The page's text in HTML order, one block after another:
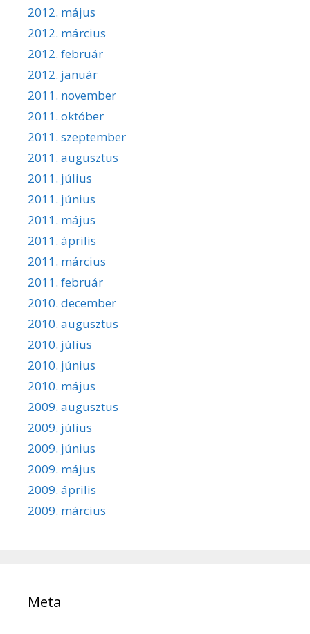
2012. május
2012. március
2012. február
2012. január
2011. november
2011. október
2011. szeptember
2011. augusztus
2011. július
2011. június
2011. május
2011. április
2011. március
2011. február
2010. december
2010. augusztus
2010. július
2010. június
2010. május
2009. augusztus
2009. július
2009. június
2009. május
2009. április
2009. március
Meta